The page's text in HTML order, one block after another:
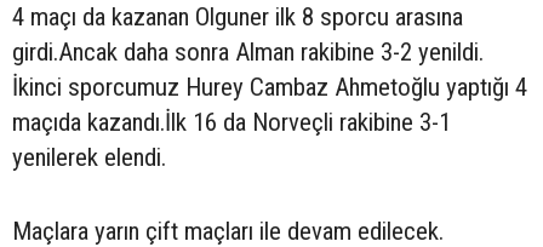
4 maçı da kazanan Olguner ilk 8 sporcu arasına
girdi.Ancak daha sonra Alman rakibine 3-2 yenildi.
İkinci sporcumuz Hurey Cambaz Ahmetoğlu yaptığı 4
maçıda kazandı.İlk 16 da Norveçli rakibine 3-1
yenilerek elendi.
Maçlara yarın çift maçları ile devam edilecek.